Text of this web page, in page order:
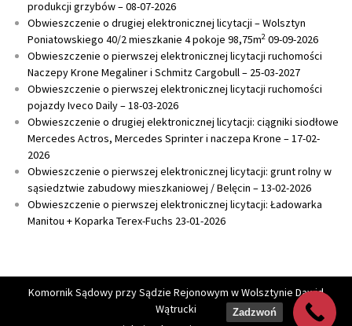
produkcji grzybów – 08-07-2026
Obwieszczenie o drugiej elektronicznej licytacji – Wolsztyn
Poniatowskiego 40/2 mieszkanie 4 pokoje 98,75m2 09-09-2026
Obwieszczenie o pierwszej elektronicznej licytacji ruchomości
Naczepy Krone Megaliner i Schmitz Cargobull – 25-03-2027
Obwieszczenie o pierwszej elektronicznej licytacji ruchomości
pojazdy Iveco Daily – 18-03-2026
Obwieszczenie o drugiej elektronicznej licytacji: ciągniki siodłowe
Mercedes Actros, Mercedes Sprinter i naczepa Krone – 17-02-
2026
Obwieszczenie o pierwszej elektronicznej licytacji: grunt rolny w
sąsiedztwie zabudowy mieszkaniowej / Belęcin – 13-02-2026
Obwieszczenie o pierwszej elektronicznej licytacji: Ładowarka
Manitou + Koparka Terex-Fuchs 23-01-2026
Komornik Sądowy przy Sądzie Rejonowym w Wolsztynie Dawid
Wątrucki
Zadzwoń